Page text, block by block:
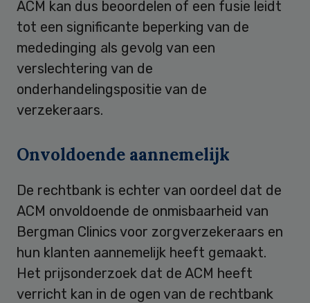
ACM kan dus beoordelen of een fusie leidt
tot een significante beperking van de
mededinging als gevolg van een
verslechtering van de
onderhandelingspositie van de
verzekeraars.
Onvoldoende aannemelijk
De rechtbank is echter van oordeel dat de
ACM onvoldoende de onmisbaarheid van
Bergman Clinics voor zorgverzekeraars en
hun klanten aannemelijk heeft gemaakt.
Het prijsonderzoek dat de ACM heeft
verricht kan in de ogen van de rechtbank